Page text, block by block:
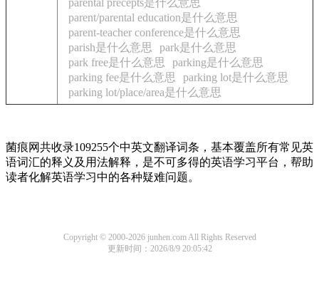
parental precepts是什么意思
parent/parental education是什么意思
parent-teacher conference是什么意思
parish是什么意思
park是什么意思
park free是什么意思
parking是什么意思
parking fee是什么意思
parking lot是什么意思
parking lot/place/area是什么意思
菌痕网共收录109255个中英文翻译词条，基本覆盖所有常见英
语词汇的释义及用法解释，是不可多得的英语学习平台，帮助
读者化解英语学习中的各种疑难问题。
Copyright © 2000-2026 junhen.com All Rights Reserved
更新时间：2026/8/9 20:05:42